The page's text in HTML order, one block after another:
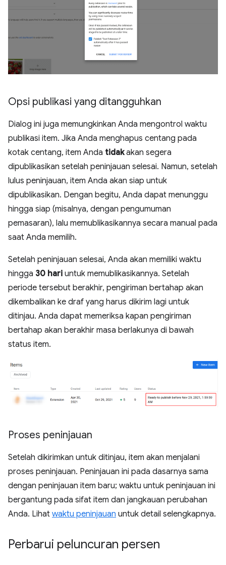
Opsi publikasi yang ditangguhkan
Dialog ini juga memungkinkan Anda mengontrol waktu
publikasi item. Jika Anda menghapus centang pada
kotak centang, item Anda tidakakan segera
dipublikasikan setelah peninjauan selesai. Namun, setelah
lulus peninjauan, item Anda akan siap untuk
dipublikasikan. Dengan begitu, Anda dapat menunggu
hingga siap (misalnya, dengan pengumuman
pemasaran), lalu memublikasikannya secara manual pada
saat Anda memilih.
Setelah peninjauan selesai, Anda akan memiliki waktu
hingga 30 hari untuk memublikasikannya. Setelah
periode tersebut berakhir, pengiriman bertahap akan
dikembalikan ke draf yang harus dikirim lagi untuk
ditinjau. Anda dapat memeriksa kapan pengiriman
bertahap akan berakhir masa berlakunya di bawah
status item.
Proses peninjauan
Setelah dikirimkan untuk ditinjau, item akan menjalani
proses peninjauan. Peninjauan ini pada dasarnya sama
dengan peninjauan item baru; waktu untuk peninjauan ini
bergantung pada sifat item dan jangkauan perubahan
Anda. Lihat waktu peninjauan untuk detail selengkapnya.
Perbarui peluncuran persen